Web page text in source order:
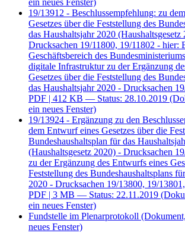
ein neues Fenster)
19/13912 - Beschlussempfehlung: zu
Gesetzes über die Feststellung des
das Haushaltsjahr 2020 (Haushaltsgesetz
Drucksachen 19/11800, 19/11802 - hier:
Geschäftsbereich des
digitale Infrastruktur zu der Ergänzung
Gesetzes über die Feststellung des
das Haushaltsjahr 2020 - Drucksachen
PDF | 412 KB — Status: 28.10.2019
ein neues Fenster)
19/13924 - Ergänzung zu den
dem Entwurf eines Gesetzes über die
Bundeshaushaltsplan für das
(Haushaltsgesetz 2020) - Drucksachen
zu der Ergänzung des Entwurfs eines
Feststellung des Bundeshaushaltsplans
2020 - Drucksachen 19/13800, 19/
PDF | 3 MB — Status: 22.11.2019
ein neues Fenster)
Fundstelle im Plenarprotokoll
neues Fenster)